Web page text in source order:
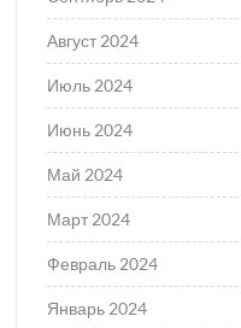
Август 2024
Июль 2024
Июнь 2024
Май 2024
Март 2024
Февраль 2024
Январь 2024